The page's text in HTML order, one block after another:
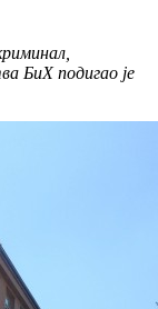
БиХ подигао је